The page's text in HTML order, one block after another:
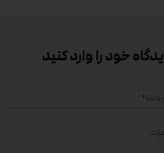
خود را وارد کنید